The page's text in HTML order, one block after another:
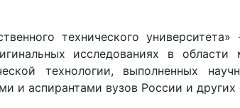
технического
исследованиях в области
технологии, выполненных
и аспирантами вузов России и других